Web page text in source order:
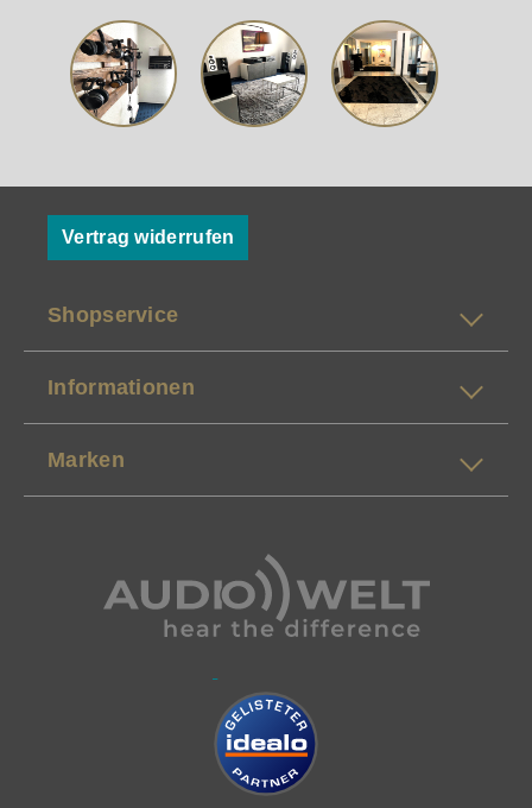
Vertrag widerrufen
Shopservice
Informationen
Marken